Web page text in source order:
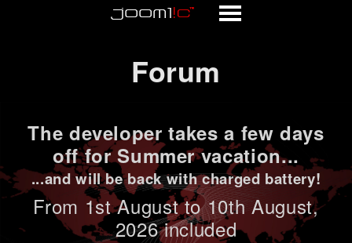
Forum
The developer takes a few days
off for Summer vacation...
...and will be back with charged battery!
From 1stAugust to 10th August,
2026 included